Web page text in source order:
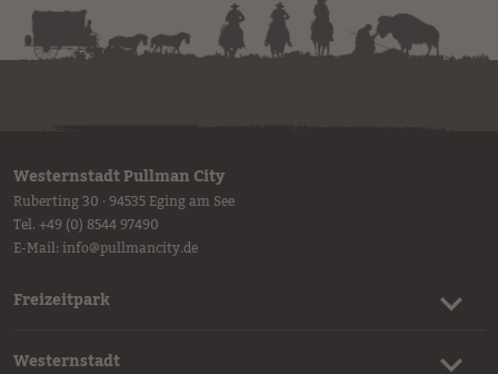
Westernstadt Pullman City
Ruberting 30 · 94535 Eging am See
Tel. +49 (0) 8544 97490
E-Mail:info@pullmancity.de
Freizeitpark
Westernstadt